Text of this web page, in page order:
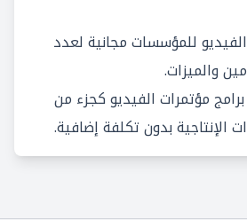
للمؤسسات مجانية لعدد
والميزات.
مؤتمرات الفيديو كجزء من
الإنتاجية بدون تكلفة إضافية.